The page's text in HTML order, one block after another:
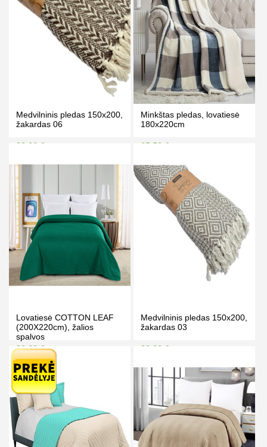
Medvilninis pledas 150x200,
žakardas 06
38.00 €
Kaina prisijungus
Minkštas pledas, lovatiesė
180x220cm
65.50 €
Kaina prisijungus
PIRKTI
Lovatiesė COTTON LEAF
(200X220cm), žalios
spalvos
30.00 €
Kaina prisijungus
PIRKTI
Medvilninis pledas 150x200,
žakardas 03
38.00 €
Kaina prisijungus
PIRKTI